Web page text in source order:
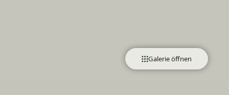
Galerie öffnen